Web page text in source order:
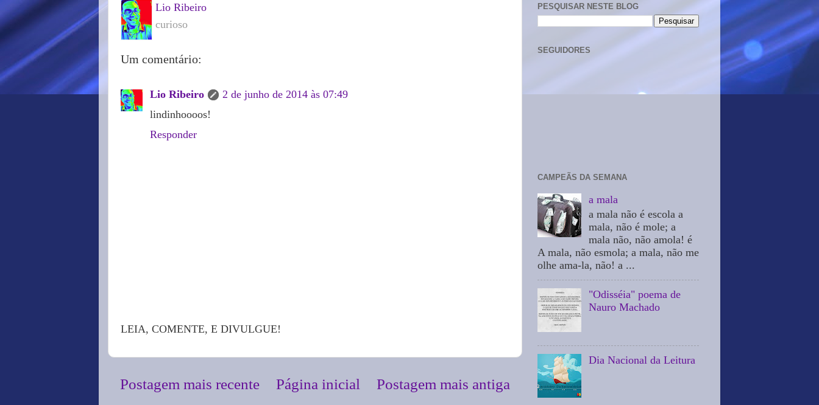
Lio Ribeiro
curioso
Um comentário:
Lio Ribeiro
2 de junho de 2014 às 07:49
lindinhoooos!
Responder
LEIA, COMENTE, E DIVULGUE!
Postagem mais recente Postagem mais antiga
Página inicial
PESQUISAR NESTE BLOG
SEGUIDORES
CAMPEÃS DA SEMANA
a mala
a mala não é escola a
mala, não é mole; a
mala não, não amola! é
A mala, não esmola; a mala, não me
olhe ama-la, não! a ...
"Odisséia" poema de
Nauro Machado
Dia Nacional da Leitura